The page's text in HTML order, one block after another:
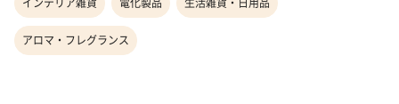
アロマ・フレグランス